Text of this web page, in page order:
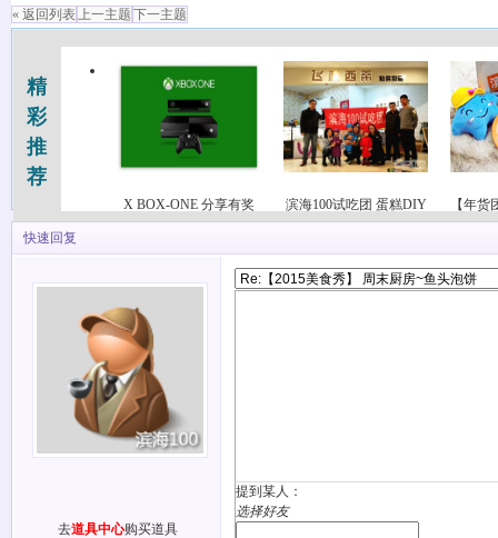
« 返回列表上一主题 下一主题
精
彩
推
荐
X BOX-ONE 分享有奖 滨海100试吃团 蛋糕DIY 【年
快速回复
去道具中心购买道具
提到某人：
选择好友